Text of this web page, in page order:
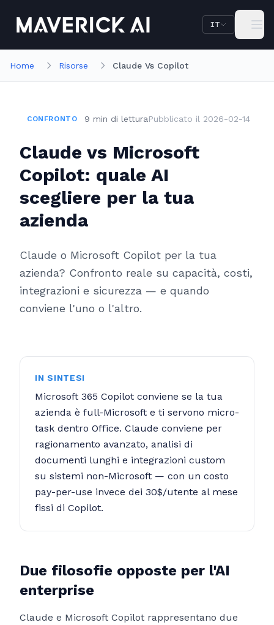
IT
Home Risorse Claude Vs Copilot
CONFRONTO 9 min di letturaPubblicato il 2026-02-14
Claude vs Microsoft
Copilot: quale AI
scegliere per la tua
azienda
Claude o Microsoft Copilot per la tua
azienda? Confronto reale su capacità, costi,
integrazioni e sicurezza — e quando
conviene l'uno o l'altro.
IN SINTESI
Microsoft 365 Copilot conviene se la tua
azienda è full-Microsoft e ti servono micro-
task dentro Office. Claude conviene per
ragionamento avanzato, analisi di
documenti lunghi e integrazioni custom
su sistemi non-Microsoft — con un costo
pay-per-use invece dei 30$/utente al mese
fissi di Copilot.
Due filosofie opposte per l'AI
enterprise
Claude e Microsoft Copilot rappresentano due